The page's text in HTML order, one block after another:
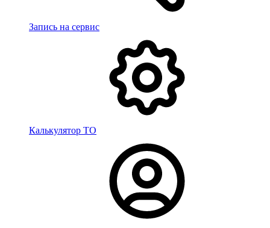
Запись на сервис
Калькулятор ТО